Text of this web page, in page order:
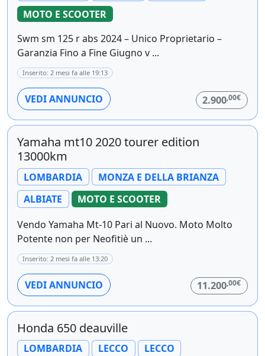
MOTO E SCOOTER
Swm sm 125 r abs 2024 – Unico Proprietario –
Garanzia Fino a Fine Giugno v ...
Inserito: 2 mesi fa alle 19:13
VEDI ANNUNCIO 2.900,00€
Yamaha mt10 2020 tourer edition
13000km
LOMBARDIA
MONZA E DELLA BRIANZA
ALBIATE
MOTO E SCOOTER
Vendo Yamaha Mt-10 Pari al Nuovo. Moto Molto
Potente non per Neofitiè un ...
Inserito: 2 mesi fa alle 13:20
VEDI ANNUNCIO 11.200,00€
Honda 650 deauville
LOMBARDIA LECCO
LECCO